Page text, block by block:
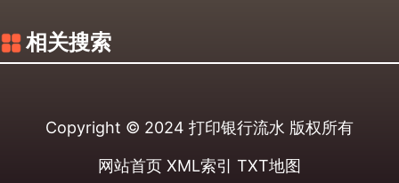
相关搜索
Copyright © 2024 打印银行流水 版权所有
网站首页 XML索引 TXT地图